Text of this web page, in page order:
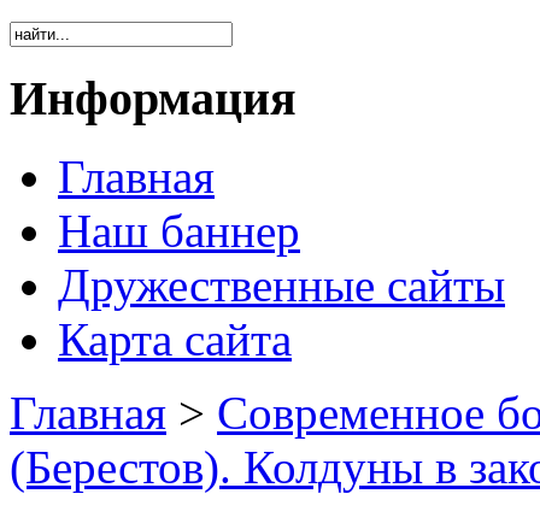
Информация
Главная
Наш баннер
Дружественные сайты
Карта сайта
Главная > Современное
(Берестов). Колдуны в